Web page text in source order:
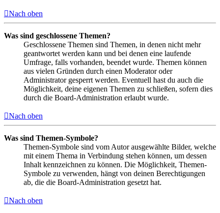
Nach oben
Was sind geschlossene Themen?
Geschlossene Themen sind Themen, in denen nicht mehr
geantwortet werden kann und bei denen eine laufende
Umfrage, falls vorhanden, beendet wurde. Themen können
aus vielen Gründen durch einen Moderator oder
Administrator gesperrt werden. Eventuell hast du auch die
Möglichkeit, deine eigenen Themen zu schließen, sofern dies
durch die Board-Administration erlaubt wurde.
Nach oben
Was sind Themen-Symbole?
Themen-Symbole sind vom Autor ausgewählte Bilder, welche
mit einem Thema in Verbindung stehen können, um dessen
Inhalt kennzeichnen zu können. Die Möglichkeit, Themen-
Symbole zu verwenden, hängt von deinen Berechtigungen
ab, die die Board-Administration gesetzt hat.
Nach oben